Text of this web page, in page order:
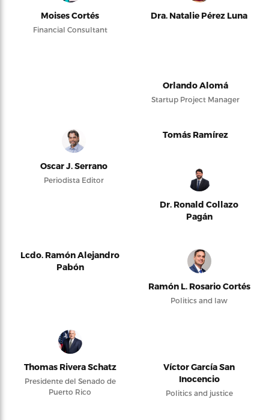
Moises Cortés
Financial Consultant
Dra. Natalie Pérez Luna
Orlando Alomá
Startup Project Manager
Oscar J. Serrano
Periodista Editor
Tomás Ramírez
Dr. Ronald Collazo
Pagán
Lcdo. Ramón Alejandro
Pabón
Ramón L. Rosario Cortés
Politics and law
Thomas Rivera Schatz
Presidente del Senado de
Puerto Rico
Víctor García San
Inocencio
Politics and justice